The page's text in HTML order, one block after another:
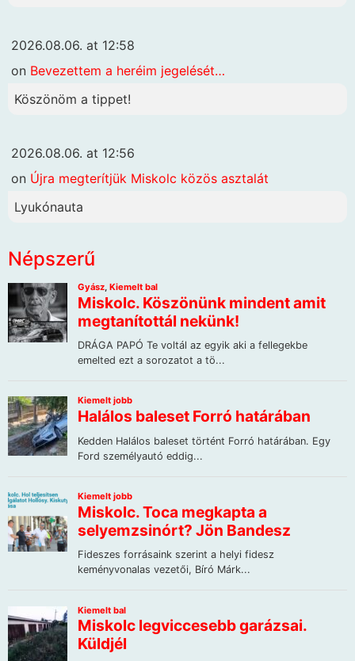
2026.08.06. at 12:58
on Bevezettem a heréim jegelését…
Köszönöm a tippet!
2026.08.06. at 12:56
on Újra megterítjük Miskolc közös asztalát
Lyukónauta
Népszerű